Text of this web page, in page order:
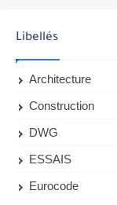
Libellés
Architecture
Construction
DWG
ESSAIS
Eurocode